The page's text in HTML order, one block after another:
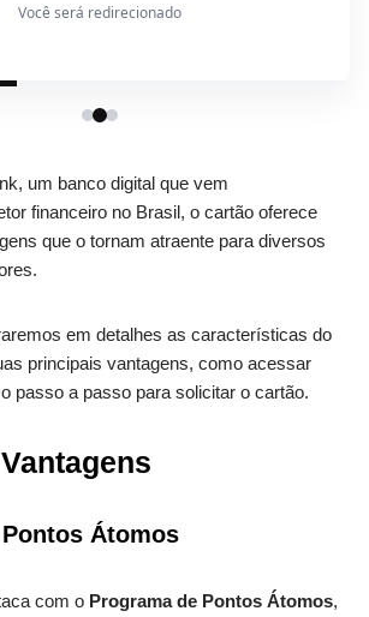
Você será redirecionado
um banco digital que vem
financeiro no Brasil, o cartão oferece
que o tornam atraente para diversos
em detalhes as características do
principais vantagens, como acessar
passo a passo para solicitar o cartão.
Átomos
com o Programa de Pontos Átomos,